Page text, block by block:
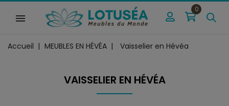
0
Accueil MEUBLES EN HÉVÉA Vaisselier en Hévéa
VAISSELIER EN HÉVÉA